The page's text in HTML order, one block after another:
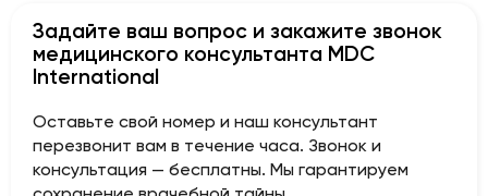
Задайте ваш вопрос и закажите звонок
медицинского консультанта MDC
International
Оставьте свой номер и наш консультант
перезвонит вам в течение часа. Звонок и
консультация — бесплатны. Мы гарантируем